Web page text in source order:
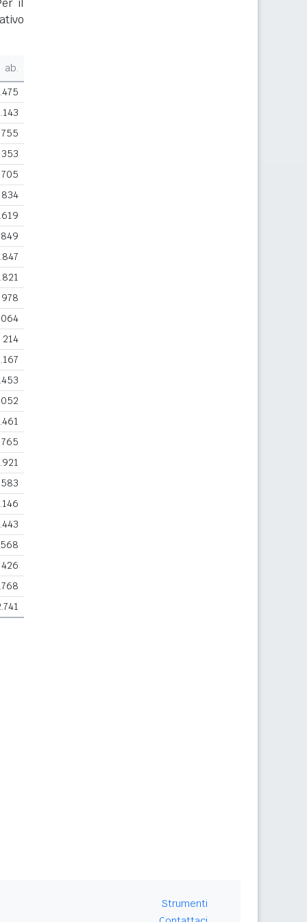
il
ab.
755
353
705
834
978
214
765
568
426
Strumenti